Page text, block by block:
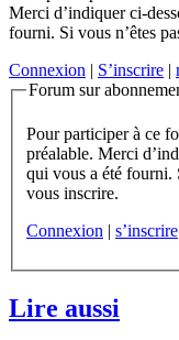
Merci d’indiquer ci-
fourni. Si vous n’êtes
Connexion | S’inscrire |
Forum sur
Pour participer à ce forum, vous devez vous enregistrer au
préalable. Merci d’indiquer ci-dessous l’identifiant personnel
qui vous a été fourni. Si vous n’êtes pas enregistré, vous devez
vous inscrire.
Connexion | s’inscrire
Lire aussi